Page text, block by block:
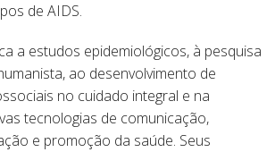
de AIDS.
a estudos epidemiológicos, à pesquisa
ao desenvolvimento de
no cuidado integral e na
tecnologias de comunicação,
e promoção da saúde. Seus